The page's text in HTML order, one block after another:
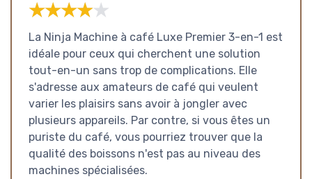
★★★★★
★★★★★
La Ninja Machine à café Luxe Premier 3-en-1 est
idéale pour ceux qui cherchent une solution
tout-en-un sans trop de complications. Elle
s'adresse aux amateurs de café qui veulent
varier les plaisirs sans avoir à jongler avec
plusieurs appareils. Par contre, si vous êtes un
puriste du café, vous pourriez trouver que la
qualité des boissons n'est pas au niveau des
machines spécialisées.